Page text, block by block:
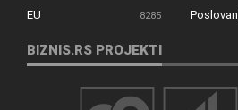
EU 8285
BIZNIS.RS PROJEKTI